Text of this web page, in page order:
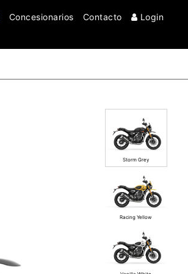
Concesionarios Contacto Login
Storm Grey
Racing Yellow